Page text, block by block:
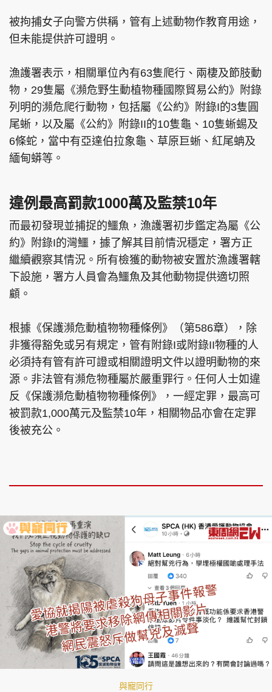
被拘捕女子向警方供稱，管有上述動物作教育用途，
但未能提供許可證明。
漁護署表示，相關單位內有63隻爬行、兩棲及節肢動
物，29隻屬《瀕危野生動植物種國際貿易公約》附錄
列明的瀕危爬行動物，包括屬《公約》附錄I的3隻圓
尾蜥，以及屬《公約》附錄II的10隻龜、10隻蜥蜴及
6條蛇，當中有亞達伯拉象龜、草原巨蜥、紅尾蚺及
緬甸蟒等。
違例最高罰款1000萬及監禁10年
而最初發現並捕捉的鱷魚，漁護署初步鑑定為屬《公
約》附錄I的灣鱷，據了解其目前情況穩定，署方正
繼續觀察其情況。所有檢獲的動物被安置於漁護署轄
下設施，署方人員會為鱷魚及其他動物提供適切照
顧。
根據《保護瀕危動植物物種條例》（第586章），除
非獲得豁免或另有規定，管有附錄I或附錄II物種的人
必須持有管有許可證或相關證明文件以證明動物的來
源。非法管有瀕危物種屬於嚴重罪行。任何人士如違
反《保護瀕危動植物物種條例》，一經定罪，最高可
被罰款1,000萬元及監禁10年，相關物品亦會在定罪
後被充公。
與寵同行